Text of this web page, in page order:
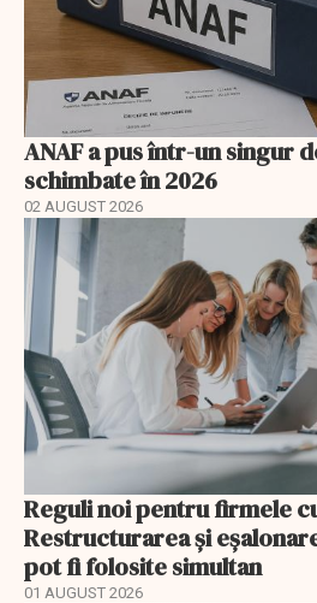
ANAF a pus într-un singur
schimbate în 2026
02 AUGUST 2026
Reguli noi pentru firmele
Restructurarea și
pot fi folosite simultan
01 AUGUST 2026